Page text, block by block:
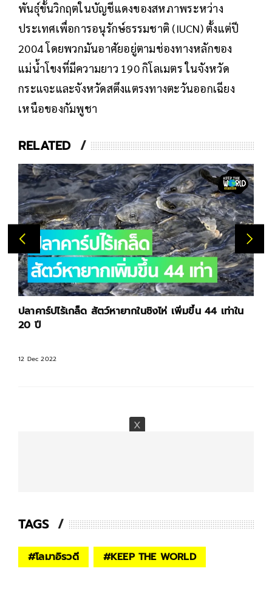
พันธุ์ขั้นวิกฤตในบัญชีแดงของสหภาพระหว่าง
ประเทศเพื่อการอนุรักษ์ธรรมชาติ (IUCN) ตั้งแต่ปี
2004 โดยพวกมันอาศัยอยู่ตามช่องทางหลักของ
แม่น้ำโขงที่มีความยาว 190 กิโลเมตร ในจังหวัด
กระแจะและจังหวัดสตึงแตรงทางตะวันออกเฉียง
เหนือของกัมพูชา
RELATED
ปลาคาร์ปไร้เกล็ด สัตว์หายากในชิงไห่ เพิ่มขึ้น 44 เท่าใน
20 ปี
12 Dec 2022
TAGS
#โลมาอิรวดี #KEEP THE WORLD